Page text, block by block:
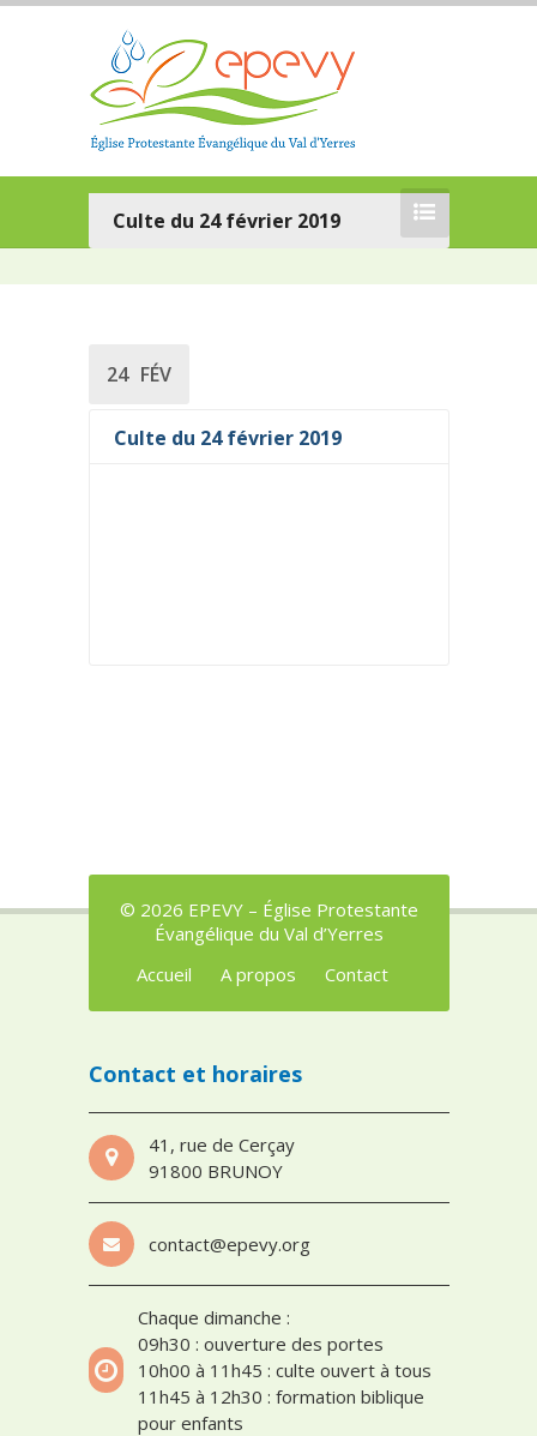
Culte du 24 février 2019
24 FÉV
Culte du 24 février 2019
© 2026 EPEVY – Église Protestante
Évangélique du Val d’Yerres
Accueil
A propos Contact
Contact et horaires
41, rue de Cerçay
91800 BRUNOY
contact@epevy.org
Chaque dimanche :
09h30 : ouverture des portes
10h00 à 11h45 : culte ouvert à tous
11h45 à 12h30 : formation biblique
pour enfants